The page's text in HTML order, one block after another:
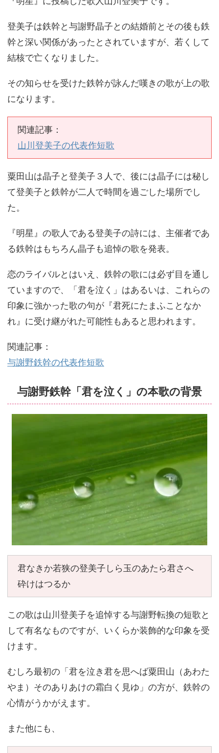
登美子は鉄幹と与謝野晶子との結婚前とその後も鉄
幹と深い関係があったとされていますが、若くして
結核で亡くなりました。
その知らせを受けた鉄幹が詠んだ嘆きの歌が上の歌
になります。
関連記事：
山川登美子の代表作短歌
粟田山は晶子と登美子３人で、後には晶子には秘し
て登美子と鉄幹が二人で時間を過ごした場所でし
た。
『明星』の歌人である登美子の詩には、主催者であ
る鉄幹はもちろん晶子も追悼の歌を発表。
恋のライバルとはいえ、鉄幹の歌には必ず目を通し
ていますので、「君を泣く」はあるいは、これらの
印象に強かった歌の句が『君死にたまふことなか
れ』に受け継がれた可能性もあると思われます。
関連記事：
与謝野鉄幹の代表作短歌
与謝野鉄幹「君を泣く」の本歌の背景
君なきか若狭の登美子しら玉のあたら君さへ
砕けはつるか
この歌は山川登美子を追悼する与謝野転換の短歌と
して有名なものですが、いくらか装飾的な印象を受
けます。
むしろ最初の「君を泣き君を思へば粟田山（あわた
やま）そのありあけの霜白く見ゆ」の方が、鉄幹の
心情がうかがえます。
また他にも、